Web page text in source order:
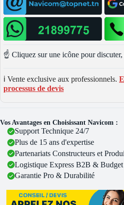
☝️ Cliquez sur une icône pour discuter,
ℹ️ Vente exclusive aux professionnels.
processus de devis
Vos Avantages en Choisissant Navicom :
Support Technique 24/7
Plus de 15 ans d'expertise
Partenariats Constructeurs et
Logistique Express B2B &
Garantie Pro & Durabilité